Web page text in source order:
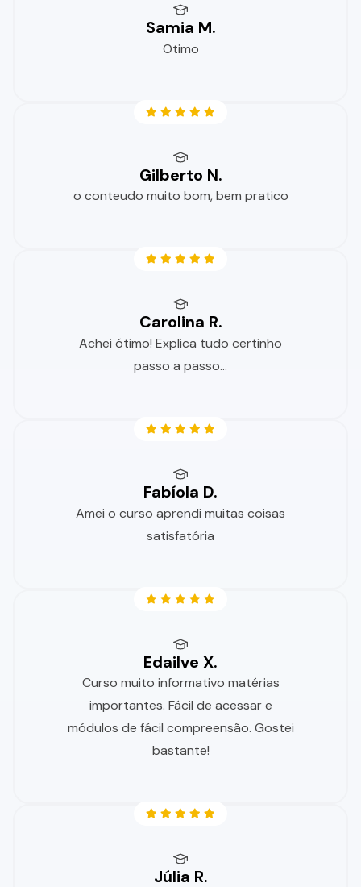
Samia M.
Otimo
Gilberto N.
o conteudo muito bom, bem pratico
Carolina R.
Achei ótimo! Explica tudo certinho
passo a passo...
Fabíola D.
Amei o curso aprendi muitas coisas
satisfatória
Edailve X.
Curso muito informativo matérias
importantes. Fácil de acessar e
módulos de fácil compreensão. Gostei
bastante!
Júlia R.